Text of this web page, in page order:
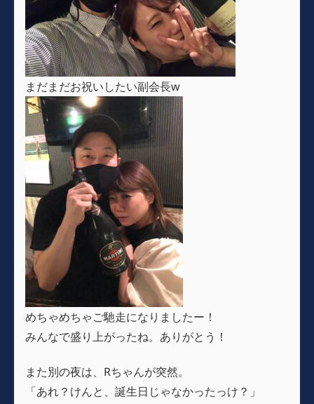
まだまだお祝いしたい副会長w
めちゃめちゃご馳走になりましたー！
みんなで盛り上がったね。ありがとう！
また別の夜は、Rちゃんが突然。
「あれ？けんと、誕生日じゃなかったっけ？」